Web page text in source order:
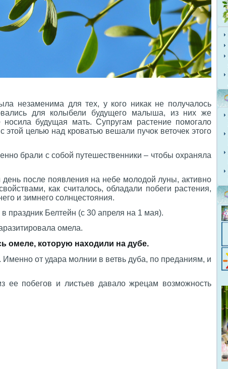
незаменима для тех, у кого никак не получалось
для колыбели будущего малыша, из них же
будущая мать. Супругам растение помогало
целью над кроватью вешали пучок веточек этого
брали с собой путешественники – чтобы охраняла
после появления на небе молодой луны, активно
как считалось, обладали побеги растения,
и зимнего солнцестояния.
праздник Белтейн (с 30 апреля на 1 мая).
омела.
омеле, которую находили на дубе.
от удара молнии в ветвь дуба, по преданиям, и
ее побегов и листьев давало жрецам возможность